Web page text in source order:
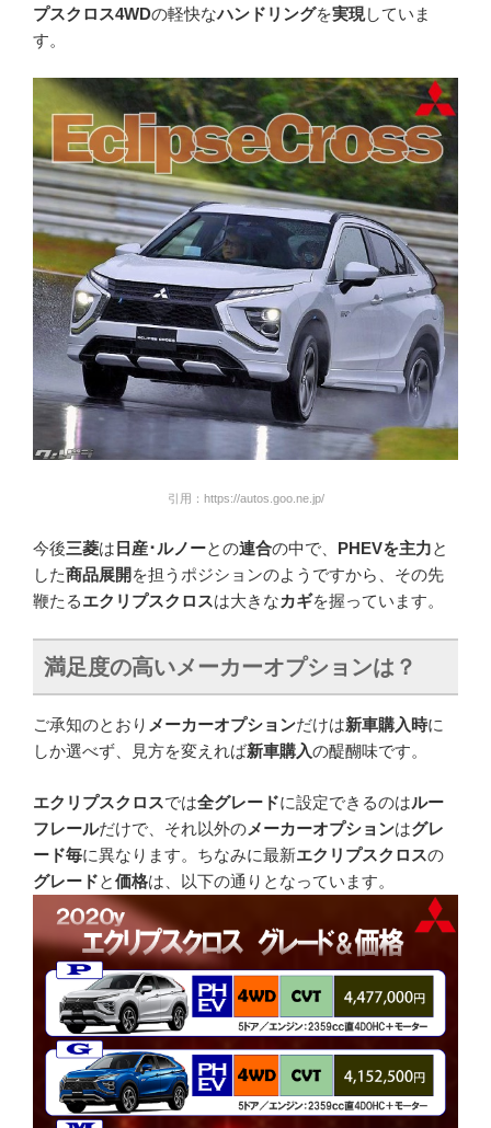
プスクロス4WDの軽快なハンドリングを実現していま
す。
引用：https://autos.goo.ne.jp/
今後三菱は 日産･ルノーとの連合の中で、 PHEVを主力と
した商品展開 を担うポジションのようですから、その先
鞭たるエクリプスクロスは大きなカギを握っています。
満足度の高いメーカーオプションは？
ご承知のとおり メーカーオプションだけは新車購入時に
しか選べず、見方を変えれば新車購入の醍醐味です。
エクリプスクロスでは全グレードに設定できるのはルー
フレールだけで、それ以外のメーカーオプションはグレ
ード毎に異なります。ちなみに最新エクリプスクロスの
グレードと価格は、以下の通りとなっています。